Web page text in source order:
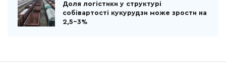
Доля логістики у структурі
собівартості кукурудзи може зрости на
2,5-3%